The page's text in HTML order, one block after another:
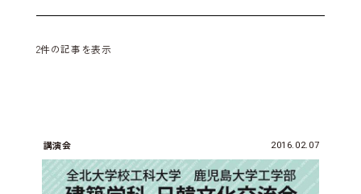
2件の記事を表示
講演会 2016.02.07